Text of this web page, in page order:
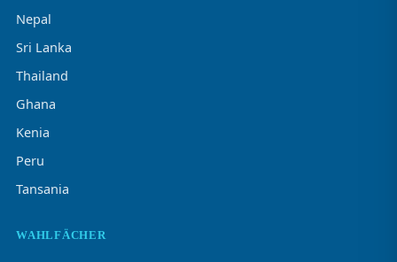
Nepal
Sri Lanka
Thailand
Ghana
Kenia
Peru
Tansania
WAHLFÄCHER